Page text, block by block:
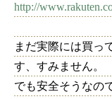
http://
まだ実際には買っ
す、すみません。
でも安全そうなの